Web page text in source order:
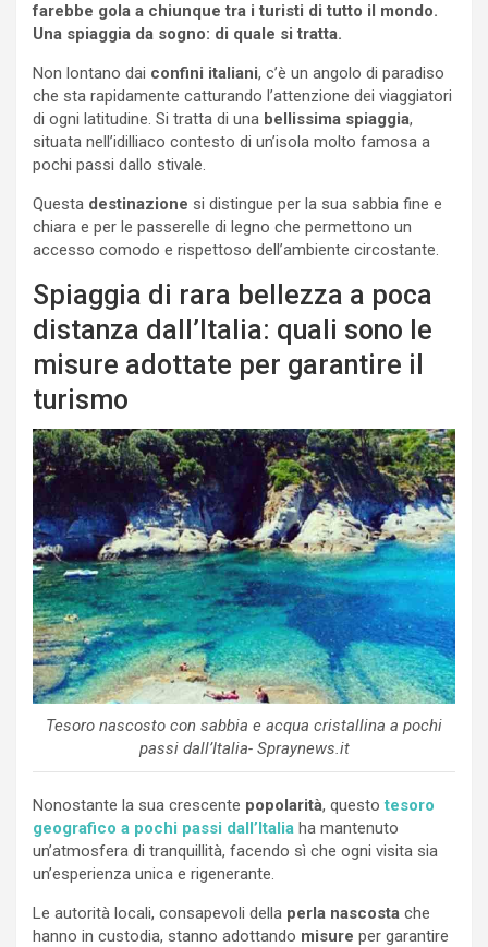
farebbe gola a chiunque tra i turisti di tutto il mondo.
Una spiaggia da sogno: di quale si tratta.
Non lontano dai confini italiani, c’è un angolo di paradiso
che sta rapidamente catturando l’attenzione dei viaggiatori
di ogni latitudine. Si tratta di una bellissima spiaggia,
situata nell’idilliaco contesto di un’isola molto famosa a
pochi passi dallo stivale.
Questa destinazione si distingue per la sua sabbia fine e
chiara e per le passerelle di legno che permettono un
accesso comodo e rispettoso dell’ambiente circostante.
Spiaggia di rara bellezza a poca
distanza dall’Italia: quali sono le
misure adottate per garantire il
turismo
Tesoro nascosto con sabbia e acqua cristallina a pochi
passi dall’Italia- Spraynews.it
Nonostante la sua crescente popolarità, questotesoro
geografico a pochi passi dall’Italia ha mantenuto
un’atmosfera di tranquillità, facendo sì che ogni visita sia
un’esperienza unica e rigenerante.
Le autorità locali, consapevoli della perla nascosta che
hanno in custodia, stanno adottando misure per garantire